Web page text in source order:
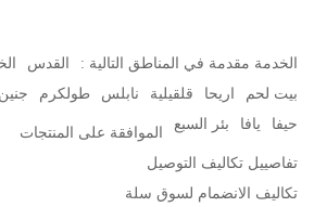
الخدمة مقدمة في المناطق التالية : القدس
بيت لحم
اريحا قلقيلية نابلس طولكرم جنين
حيفا
يافا بئر السبع
الموافقة على المنتجات
تفاصييل تكاليف التوصيل
تكاليف الانضمام لسوق سلة